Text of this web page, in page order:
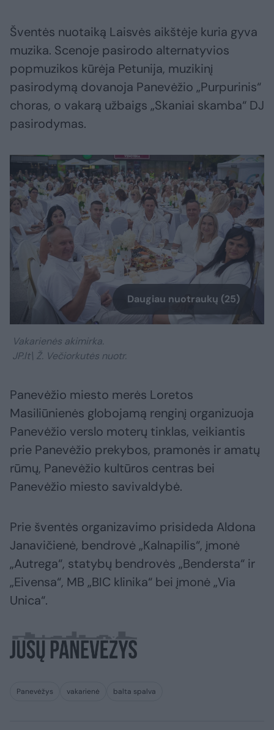
Šventės nuotaiką Laisvės aikštėje kuria gyva
muzika. Scenoje pasirodo alternatyvios
popmuzikos kūrėja Petunija, muzikinį
pasirodymą dovanoja Panevėžio „Purpurinis“
choras, o vakarą užbaigs „Skaniai skamba“ DJ
pasirodymas.
Daugiau nuotraukų (25)
Vakarienės akimirka.
JP.lt\ Ž. Večiorkutės nuotr.
Panevėžio miesto merės Loretos
Masiliūnienės globojamą renginį organizuoja
Panevėžio verslo moterų tinklas, veikiantis
prie Panevėžio prekybos, pramonės ir amatų
rūmų, Panevėžio kultūros centras bei
Panevėžio miesto savivaldybė.
Prie šventės organizavimo prisideda Aldona
Janavičienė, bendrovė „Kalnapilis“, įmonė
„Autrega“, statybų bendrovės „Bendersta“ ir
„Eivensa“, MB „BIC klinika“ bei įmonė „Via
Unica“.
Panevėžys vakarienė balta spalva